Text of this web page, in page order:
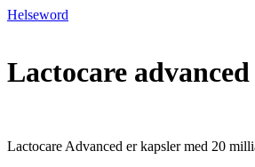
Helseword
Lactocare
Lactocare Advanced er kapsler med 20